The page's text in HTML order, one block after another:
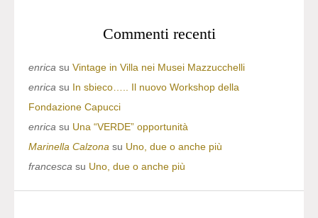
Commenti recenti
enrica su Vintage in Villa nei Musei Mazzucchelli
enrica su In sbieco….. Il nuovo Workshop della
Fondazione Capucci
enrica su Una “VERDE” opportunità
Marinella Calzona su Uno, due o anche più
francesca su Uno, due o anche più